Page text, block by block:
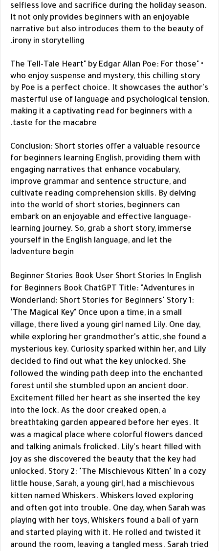
selfless love and sacrifice during the holiday season.
It not only provides beginners with an enjoyable
narrative but also introduces them to the beauty of
irony in storytelling.
• "The Tell-Tale Heart" by Edgar Allan Poe: For those
who enjoy suspense and mystery, this chilling story
by Poe is a perfect choice. It showcases the author's
masterful use of language and psychological tension,
making it a captivating read for beginners with a
taste for the macabre.
Conclusion: Short stories offer a valuable resource
for beginners learning English, providing them with
engaging narratives that enhance vocabulary,
improve grammar and sentence structure, and
cultivate reading comprehension skills. By delving
into the world of short stories, beginners can
embark on an enjoyable and effective language-
learning journey. So, grab a short story, immerse
yourself in the English language, and let the
adventure begin!
Beginner Stories Book User Short Stories In English
for Beginners Book ChatGPT Title: "Adventures in
Wonderland: Short Stories for Beginners" Story 1:
"The Magical Key" Once upon a time, in a small
village, there lived a young girl named Lily. One day,
while exploring her grandmother's attic, she found a
mysterious key. Curiosity sparked within her, and Lily
decided to find out what the key unlocked. She
followed the winding path deep into the enchanted
forest until she stumbled upon an ancient door.
Excitement filled her heart as she inserted the key
into the lock. As the door creaked open, a
breathtaking garden appeared before her eyes. It
was a magical place where colorful flowers danced
and talking animals frolicked. Lily's heart filled with
joy as she discovered the beauty that the key had
unlocked. Story 2: "The Mischievous Kitten" In a cozy
little house, Sarah, a young girl, had a mischievous
kitten named Whiskers. Whiskers loved exploring
and often got into trouble. One day, when Sarah was
playing with her toys, Whiskers found a ball of yarn
and started playing with it. He rolled and twisted it
around the room, leaving a tangled mess. Sarah tried